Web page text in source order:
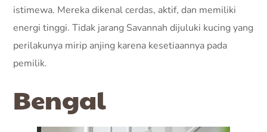
istimewa. Mereka dikenal cerdas, aktif, dan memiliki
energi tinggi. Tidak jarang Savannah dijuluki kucing yang
perilakunya mirip anjing karena kesetiaannya pada
pemilik.
Bengal